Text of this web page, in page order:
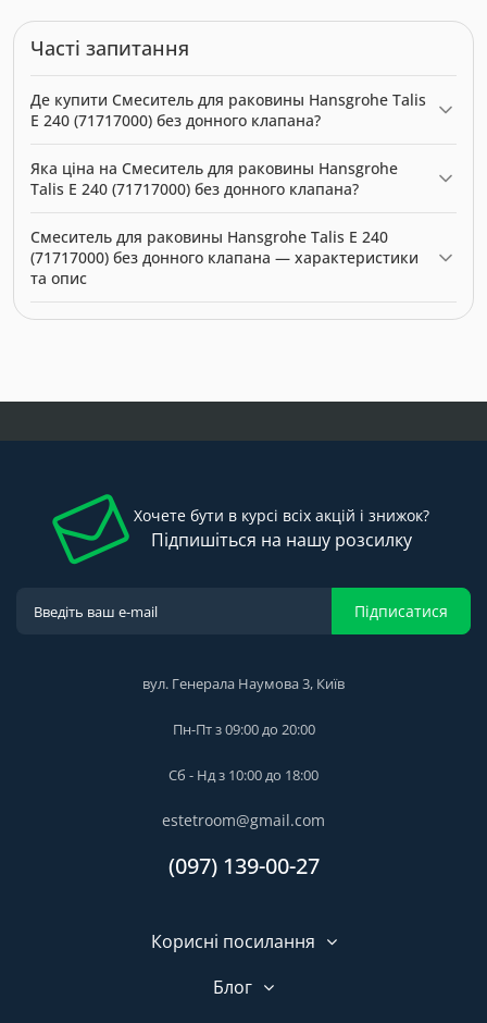
Часті запитання
Де купити Смеситель для раковины Hansgrohe Talis
E 240 (71717000) без донного клапана?
донного клапана можна купити в нашому інтернет-магазині
за ціною 12832.00 грн. Категорія:
Яка ціна на Смеситель для раковины Hansgrohe
Talis E 240 (71717000) без донного клапана?
240 (71717000) без донного клапана — 12832.00 грн. Виробник:
Hansgrohe.
Смеситель для раковины Hansgrohe Talis E 240
(71717000) без донного клапана — характеристики
та опис
Хочете бути в курсі всіх акцій і знижок?
Підпишіться на нашу розсилку
Підписатися
вул. Генерала Наумова 3, Київ
Пн-Пт з 09:00 до 20:00
Сб - Нд з 10:00 до 18:00
estetroom@gmail.com
(097) 139-00-27
Корисні посилання
Блог